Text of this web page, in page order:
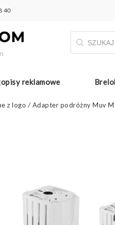
40
produktów
reklamowe
z logo / Adapter podróżny Muv